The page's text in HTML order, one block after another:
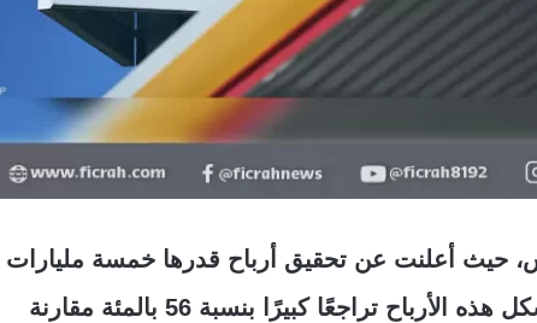
حيث أعلنت عن تحقيق أرباح قدرها خمسة مليارات
دولار في الربع الثاني من العام الجاري. وتشكل هذه الأرباح تراجعًا كبيرًا بنسبة 56 بالمئة مقارنة